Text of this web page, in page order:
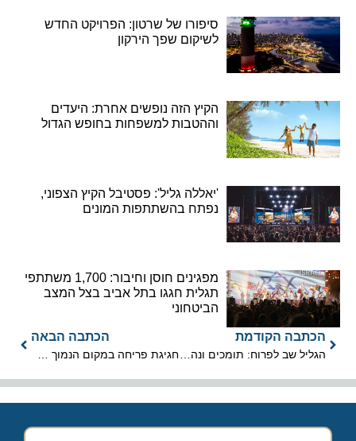
סיפורו של שרטון: הפרויקט החדש
לשיקום שפך הירקון
הקיץ הזה נופשים אחרת: היעדים
וההטבות למשפחות בחופש הגדול
'יאללה גליל': פסטיבל הקיץ הצפוני,
נפתח בהשתתפות המונים
מפגינים חוסן וחיבור: 1,700 משתתפי
תגלית חגגו בתל אביב בצל המצב
הביטחוני
הכתבה הקודמת הכתבה הבאה